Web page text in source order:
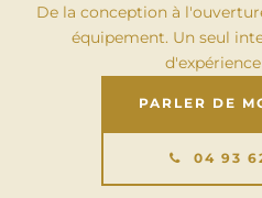
De la conception à
équipement. Un seul
PARLER DE
04 93